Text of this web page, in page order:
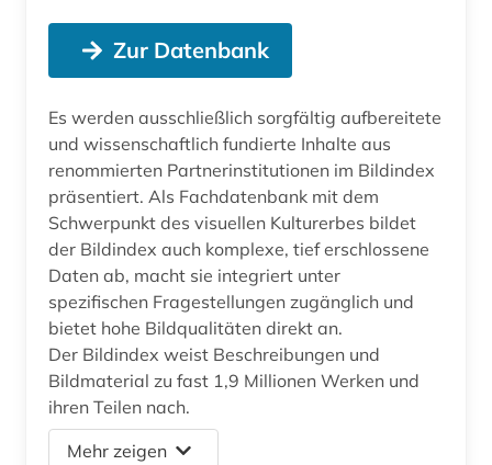
Zur Datenbank
Es werden ausschließlich sorgfältig aufbereitete
und wissenschaftlich fundierte Inhalte aus
renommierten Partnerinstitutionen im Bildindex
präsentiert. Als Fachdatenbank mit dem
Schwerpunkt des visuellen Kulturerbes bildet
der Bildindex auch komplexe, tief erschlossene
Daten ab, macht sie integriert unter
spezifischen Fragestellungen zugänglich und
bietet hohe Bildqualitäten direkt an.
Der Bildindex weist Beschreibungen und
Bildmaterial zu fast 1,9 Millionen Werken und
ihren Teilen nach.
Mehr zeigen